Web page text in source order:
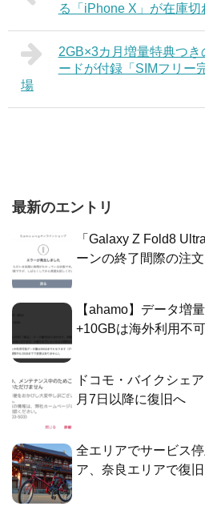
る「iPhone X」が在庫切
2GB×3カ月増量特典つ
ードが付録「SIMフリー
場
最新のエントリ
「Galaxy Z Fold8
ーンの終了間際の注
【ahamo】データ増
+10GBは海外利用不可
ドコモ・バイクシェ
月7日以降に復旧へ
全エリアでサービス
ア、奈良エリアで復旧